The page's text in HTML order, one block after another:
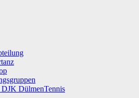
Tennis